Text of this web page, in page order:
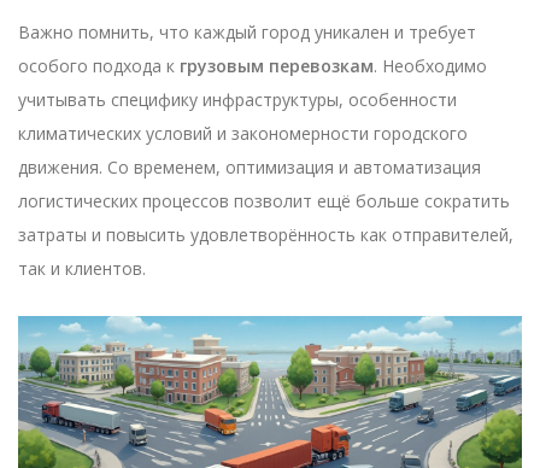
Важно помнить, что каждый город уникален и требует
особого подхода к грузовым перевозкам. Необходимо
учитывать специфику инфраструктуры, особенности
климатических условий и закономерности городского
движения. Со временем, оптимизация и автоматизация
логистических процессов позволит ещё больше сократить
затраты и повысить удовлетворённость как отправителей,
так и клиентов.